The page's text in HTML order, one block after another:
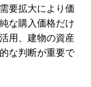
要拡大により価
な購入価格だけ
用、建物の資産
な判断が重要で